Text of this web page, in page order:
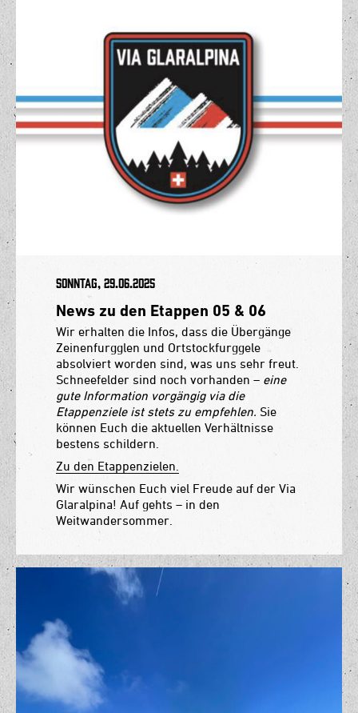
Sonntag, 29.06.2025
News zu den Etappen 05 & 06
Wir erhalten die Infos, dass die Übergänge
Zeinenfurgglen und Ortstockfurggele
absolviert worden sind, was uns sehr freut.
Schneefelder sind noch vorhanden – eine
gute Information vorgängig via die
Etappenziele ist stets zu empfehlen. Sie
können Euch die aktuellen Verhältnisse
bestens schildern.
Zu den Etappenzielen.
Wir wünschen Euch viel Freude auf der Via
Glaralpina! Auf gehts – in den
Weitwandersommer.